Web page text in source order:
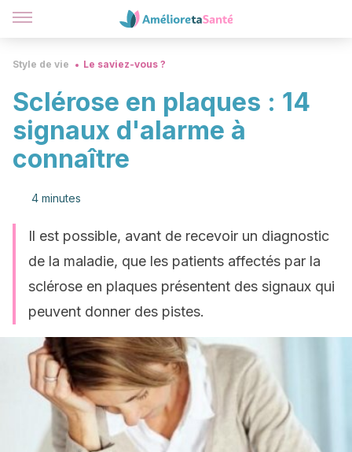
Style de vie Le saviez-vous ?
Sclérose en plaques : 14
signaux d'alarme à
connaître
4 minutes
Il est possible, avant de recevoir un diagnostic
de la maladie, que les patients affectés par la
sclérose en plaques présentent des signaux qui
peuvent donner des pistes.